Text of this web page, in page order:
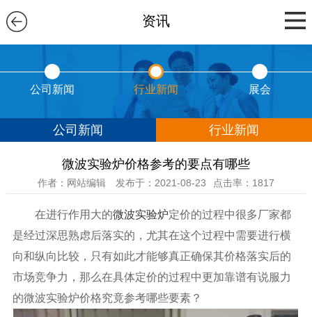
资讯
公司新闻 行业新闻 展会
公司新闻 行业新闻
微波实验炉价格参考的要点有哪些
作者：网站编辑 发布于：2021-08-23 点击率：1817
在进行作用大的微波实验炉定价的过程中很多厂家都
是经过深思熟虑后落实的，尤其在这个过程中需要进行横
向和纵向比较，只有如此才能够真正确保其价格落实后的
市场竞争力，那么在具体定价的过程中更加靠谱有说服力
的微波实验炉价格究竟参考哪些要素？